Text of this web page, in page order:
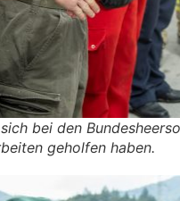
bei den
geholfen haben.